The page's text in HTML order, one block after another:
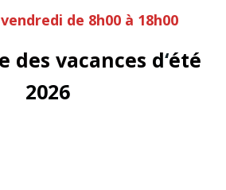
de 8h00 à 18h00
des vacances d‘été
2026